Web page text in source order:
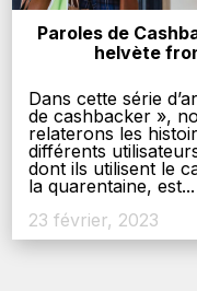
Paroles de
helvète
Dans cette série
de cashbacker »,
relaterons les
différents
dont ils utilisent le
la quarentaine, est...
23 février, 2023